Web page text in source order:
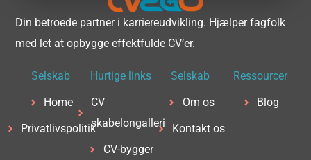
Din betroede partner i karriereudvikling. Hjælper fagfolk
med let at opbygge effektfulde CV’er.
Selskab
Home
Privatlivspolitik
Hurtige links
CV
skabelongalleri
CV-bygger
Selskab
Om os
Kontakt os
Ressourcer
Blog